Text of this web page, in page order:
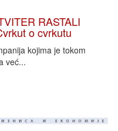
RASTALI
o cvrkutu
kojima je tokom
već...